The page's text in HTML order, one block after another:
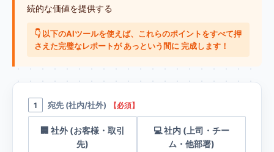
続的な価値を提供する
👇 以下のAIツールを使えば、これらのポイントをすべて押
さえた完璧なレポートが あっという間に 完成します！
1 宛先 (社内/社外) 【必須】
🏢 社外 (お客様・取引
先)
💻 社内 (上司・チー
ム・他部署)